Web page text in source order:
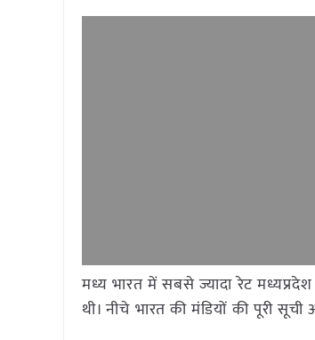
मध्य भारत में सबसे ज्यादा रेट
थी। नीचे भारत की मंडियों की पूरी